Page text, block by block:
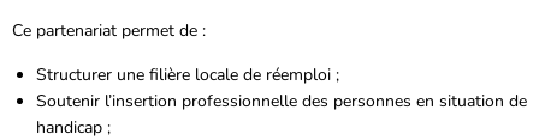
Ce partenariat permet de :
Structurer une filière locale de réemploi ;
Soutenir l’insertion professionnelle des personnes en situation de
handicap ;